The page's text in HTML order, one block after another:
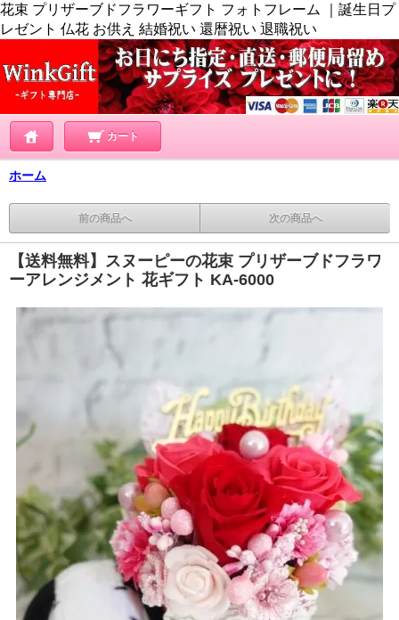
花束 プリザーブドフラワーギフト フォトフレーム ｜誕生日プ
レゼント 仏花 お供え 結婚祝い 還暦祝い 退職祝い
カート
ホーム
前の商品へ 次の商品へ
【送料無料】スヌーピーの花束 プリザーブドフラワ
ーアレンジメント 花ギフト KA-6000